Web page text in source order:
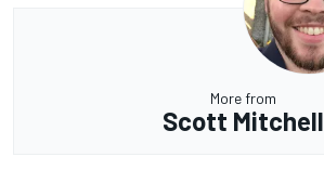
More from
Scott Mitchell